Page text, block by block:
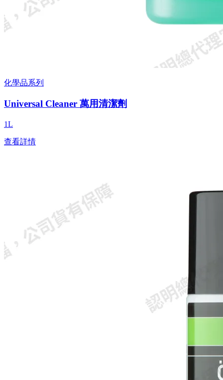
化學品系列
Universal Cleaner 萬用清潔劑
1L
查看詳情